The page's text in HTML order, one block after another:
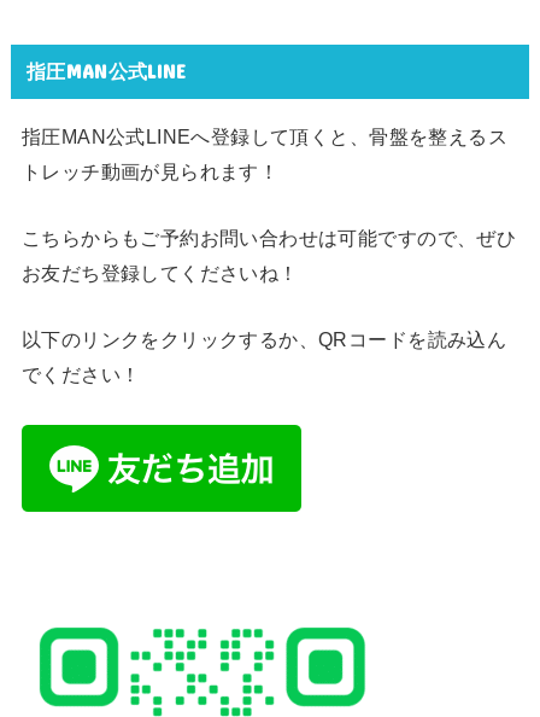
指圧MAN公式LINE
指圧MAN公式LINEへ登録して頂くと、骨盤を整えるス
トレッチ動画が見られます！
こちらからもご予約お問い合わせは可能ですので、ぜひ
お友だち登録してくださいね！
以下のリンクをクリックするか、QRコードを読み込ん
でください！